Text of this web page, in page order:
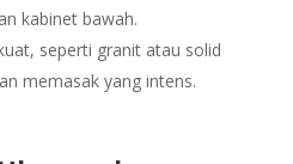
kabinet bawah.
seperti granit atau solid
memasak yang intens.